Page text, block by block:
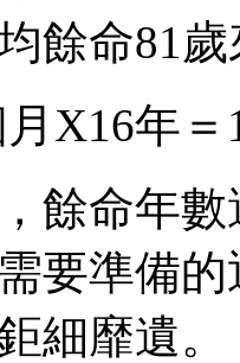
餘命81
月X16年
餘命年
要準備
細靡遺。